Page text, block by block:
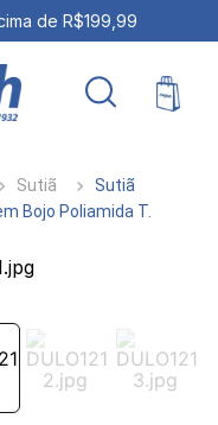
de R$199,99
Sutiã
Sutiã
Bojo Poliamida T.